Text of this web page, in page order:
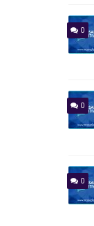
0
0
0